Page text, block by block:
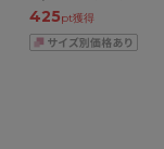
425pt獲得